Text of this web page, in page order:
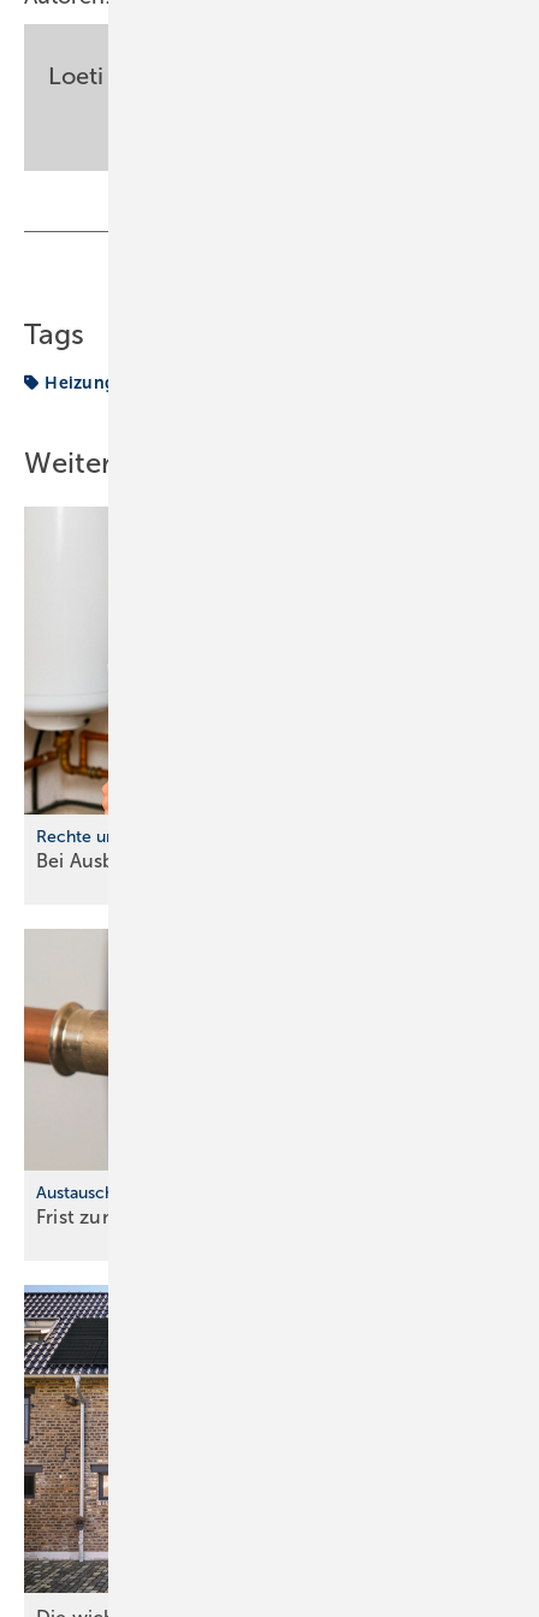
Loeti
Tags
Heizung
Weitere Inhalte
Rechte und Pflichten
Bei Ausbildungsbeginn ist einiges zu
Austauschpflicht für bleihaltige Produkte
Frist zum Austausch von Bleileitungen